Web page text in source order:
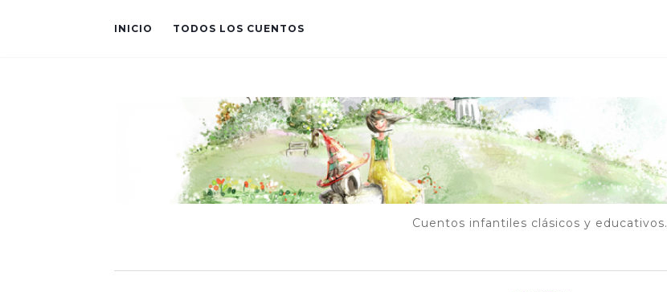
INICIO TODOS LOS CUENTOS
Cuentos infantiles clásicos y educativos.